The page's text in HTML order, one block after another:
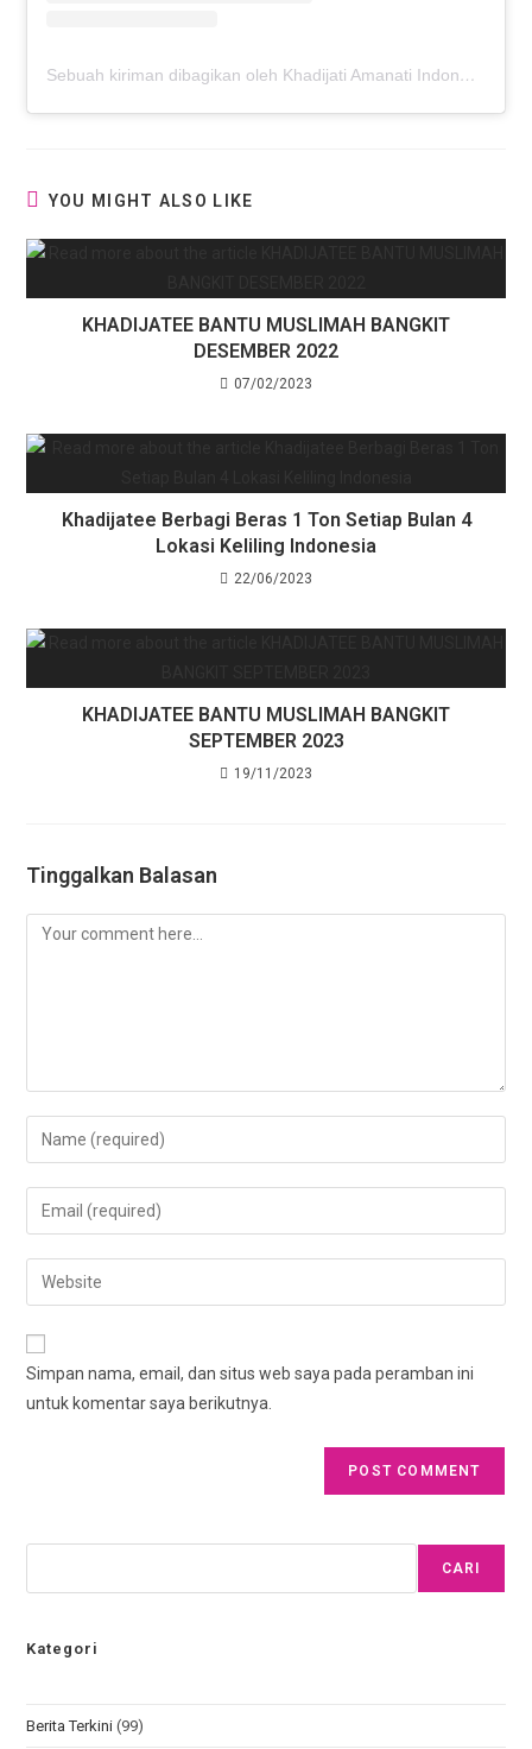
Sebuah kiriman dibagikan oleh Khadijati Amanati Indonesia (@khadijateefoundationindonesia)
YOU MIGHT ALSO LIKE
KHADIJATEE BANTU MUSLIMAH BANGKIT
DESEMBER 2022
07/02/2023
Khadijatee Berbagi Beras 1 Ton Setiap Bulan 4
Lokasi Keliling Indonesia
22/06/2023
KHADIJATEE BANTU MUSLIMAH BANGKIT
SEPTEMBER 2023
19/11/2023
Tinggalkan Balasan
Comment
Enter
your
name
comment
Enter
your
email
address
comment
Enter
your
website
Simpan nama, email, dan situs web saya pada peramban ini
untuk komentar saya berikutnya.
CARI
Kategori
Berita Terkini (99)